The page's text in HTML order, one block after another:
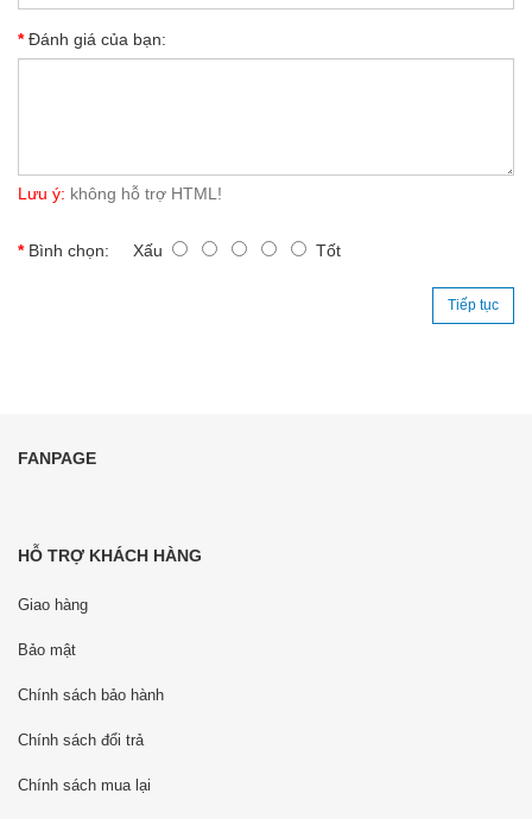
Đánh giá của bạn:
Lưu ý: không hỗ trợ HTML!
Bình chọn: Xấu Tốt
Tiếp tục
FANPAGE
HỖ TRỢ KHÁCH HÀNG
Giao hàng
Bảo mật
Chính sách bảo hành
Chính sách đổi trả
Chính sách mua lại